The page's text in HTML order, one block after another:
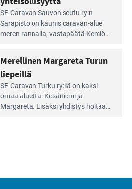
SF-Caravan Sauvon seutu ry:n
Sarapisto on kaunis caravan-alue
meren rannalla, vasta­päätä Kemiön
kymmenen paikkaa ilman sähköä.
Merellinen Margareta Turun
liepeillä
SF-Caravan Turku ry:llä on kaksi
omaa aluet­ta: Kesäniemi ja
Margareta. Lisäksi yhdis­tys hoitaa